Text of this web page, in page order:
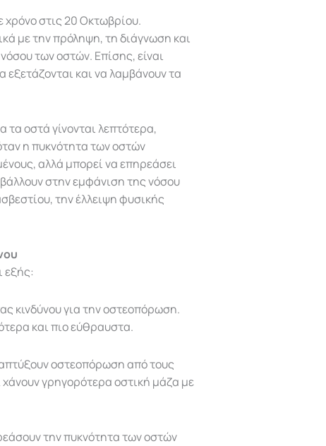
στις 20 Οκτωβρίου.
με την πρόληψη, τη διάγνωση και
των οστών. Επίσης, είναι
και να λαμβάνουν τα
οστά γίνονται λεπτότερα,
η πυκνότητα των οστών
αλλά μπορεί να επηρεάσει
στην εμφάνιση της νόσου
την έλλειψη φυσικής
εξής:
κινδύνου για την οστεοπόρωση.
και πιο εύθραυστα.
οστεοπόρωση από τους
γρηγορότερα οστική μάζα με
την πυκνότητα των οστών